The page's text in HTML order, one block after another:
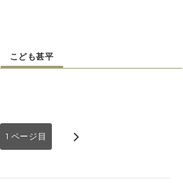
こども甚平
1 ページ目